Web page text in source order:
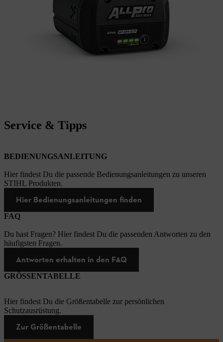
Service & Tipps
BEDIENUNGSANLEITUNG
Hier findest Du die passende Bedienungsanleitungen zu unseren
STIHL Produkten.
Hier Bedienungsanleitungen finden
FAQ
Du hast Fragen? Hier findest Du die passenden Antworten zu den
häufigsten Fragen.
Antworten erhalten in den FAQ
GRÖSSENTABELLE
Hier findest Du die Größentabelle zur persönlichen
Schutzausrüstung.
Zur Größentabelle